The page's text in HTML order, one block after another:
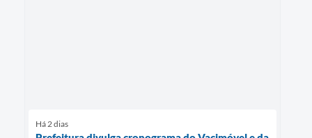
Há 2 dias